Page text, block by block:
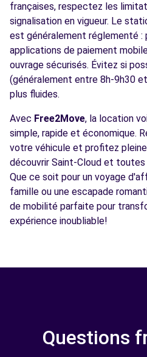
françaises, respectez les
signalisation en vigueur. Le
est généralement réglementé :
applications de paiement
ouvrage sécurisés. Évitez si
(généralement entre 8h-9h30
plus fluides.
Avec Free2Move, la location
simple, rapide et économique.
votre véhicule et profitez
découvrir Saint-Cloud et toutes
Que ce soit pour un voyage
famille ou une escapade
de mobilité parfaite pour
expérience inoubliable!
Questions